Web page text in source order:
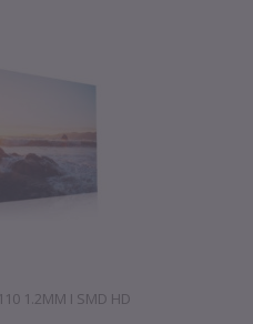
1.2MM I SMD HD